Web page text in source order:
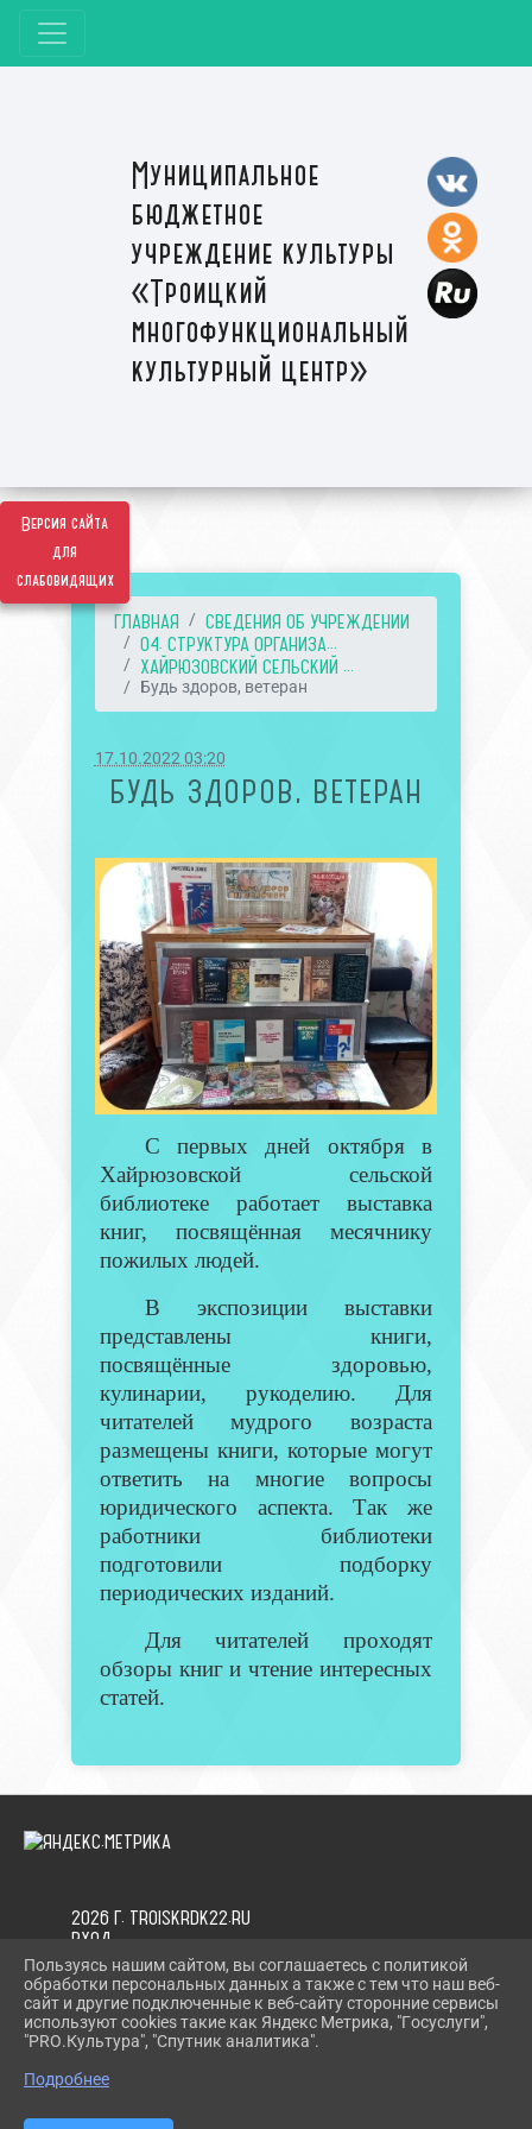
Версия сайта
для
слабовидящих
Муниципальное
бюджетное
учреждение культуры
«Троицкий
многофункциональный
культурный центр»
ГЛАВНАЯ
СВЕДЕНИЯ ОБ УЧРЕЖДЕНИИ
04. СТРУКТУРА ОРГАНИЗА...
ХАЙРЮЗОВСКИЙ СЕЛЬСКИЙ ...
Будь здоров, ветеран
17.10.2022 03:20
БУДЬ ЗДОРОВ, ВЕТЕРАН
С первых дней октября в
Хайрюзовской сельской
библиотеке работает выставка
книг, посвящённая месячнику
пожилых людей.
В экспозиции выставки
представлены книги,
посвящённые здоровью,
кулинарии, рукоделию. Для
читателей мудрого возраста
размещены книги, которые могут
ответить на многие вопросы
юридического аспекта. Так же
работники библиотеки
подготовили подборку
периодических изданий.
Для читателей проходят
обзоры книг и чтение интересных
статей.
2026 Г. TROISKRDK22.RU
ВХОД
КАРТА САЙТА
ПОЛИТИКА ОБРАБОТКИ ПЕРСОНАЛЬНЫХ ДАННЫХ
СДЕЛАНО НА KUBCMS
РАЗРАБОТКА И ПОДДЕРЖКА
Пользуясь нашим сайтом, вы соглашаетесь с политикой
обработки персональных данных а также с тем что наш веб-
сайт и другие подключенные к веб-сайту сторонние сервисы
используют cookies такие как Яндекс Метрика, "Госуслуги",
"PRO.Культура", "Спутник аналитика".
Подробнее